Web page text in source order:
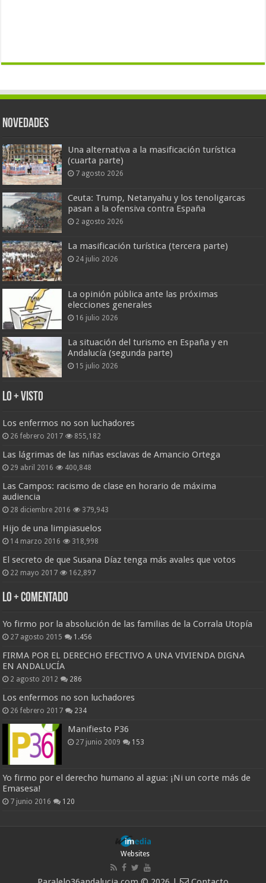
Novedades
Una alternativa a la masificación turística
(cuarta parte)
7 agosto 2026
Ceuta: Trump, Netanyahu y los tenoligarcas
pasan a la ofensiva contra España
2 agosto 2026
La masificación turística (tercera parte)
24 julio 2026
La opinión pública ante las próximas
elecciones generales
16 julio 2026
La situación del turismo en España y en
Andalucía (segunda parte)
15 julio 2026
Lo + Visto
Los enfermos no son luchadores
26 febrero 2017 855,182
Las lágrimas de las niñas esclavas de Amancio Ortega
29 abril 2016 400,848
Las Campos: racismo de clase en horario de máxima
audiencia
28 diciembre 2016 379,943
Hijo de una limpiasuelos
14 marzo 2016 318,998
El secreto de que Susana Díaz tenga más avales que votos
22 mayo 2017 162,897
Lo + Comentado
Yo firmo por la absolución de las familias de la Corrala Utopía
27 agosto 2015 1.456
FIRMA POR EL DERECHO EFECTIVO A UNA VIVIENDA DIGNA
EN ANDALUCÍA
2 agosto 2012 286
Los enfermos no son luchadores
26 febrero 2017 234
Manifiesto P36
27 junio 2009 153
Yo firmo por el derecho humano al agua: ¡Ni un corte más de
Emasesa!
7 junio 2016 120
Websites